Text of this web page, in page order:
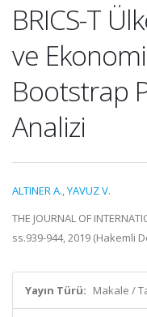
BRICS-T
ve
Bootstrap
Analizi
ALTINER A.,YAVUZ V.
THE JOURNAL OF
ss.939-944, 2019 (Hakemli
Yayın Türü: Makale /